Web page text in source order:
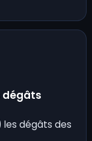
dégâts
les dégâts des